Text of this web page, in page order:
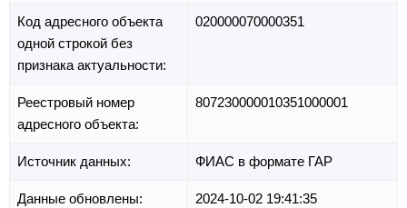
Код адресного объекта
одной строкой без
признака актуальности:
020000070000351
Реестровый номер
адресного объекта:
807230000010351000001
Источник данных: ФИАС в формате ГАР
Данные обновлены: 2024-10-02 19:41:35